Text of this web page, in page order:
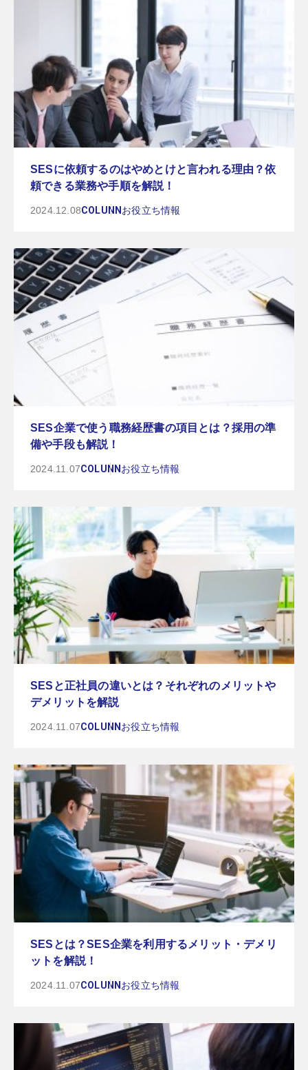
SESに依頼するのはやめとけと言われる理由？依
頼できる業務や手順を解説！
2024.12.08COLUNN お役立ち情報
SES企業で使う職務経歴書の項目とは？採用の準
備や手段も解説！
2024.11.07COLUNNお役立ち情報
SESと正社員の違いとは？それぞれのメリットや
デメリットを解説
2024.11.07COLUNN お役立ち情報
SESとは？SES企業を利用するメリット・デメリ
ットを解説！
2024.11.07COLUNN お役立ち情報